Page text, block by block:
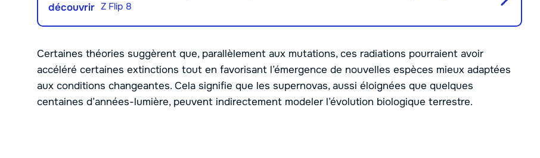
découvrir Z Flip 8
Certaines théories suggèrent que, parallèlement aux mutations, ces radiations pourraient avoir
accéléré certaines extinctions tout en favorisant l’émergence de nouvelles espèces mieux adaptées
aux conditions changeantes. Cela signifie que les supernovas, aussi éloignées que quelques
centaines d’années-lumière, peuvent indirectement modeler l’évolution biologique terrestre.